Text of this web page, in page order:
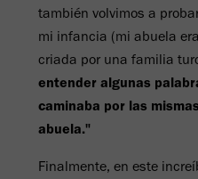
también volvimos a
mi infancia (mi abuela
criada por una familia
entender algunas
caminaba por las
abuela."
Finalmente, en este